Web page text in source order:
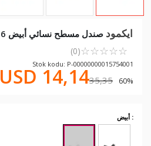
ايكمود صندل مسطح نسائي أبيض 336 Z
☆
☆
☆
☆
☆ ★
★
★
★
★
(0)
Stok kodu: P-00000000015754001
USD 14,1435,35 60% خصم في سلة التسوق
: أبيض